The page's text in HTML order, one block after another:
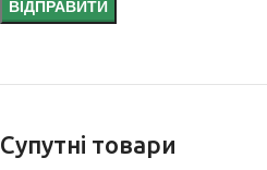
Супутні товари